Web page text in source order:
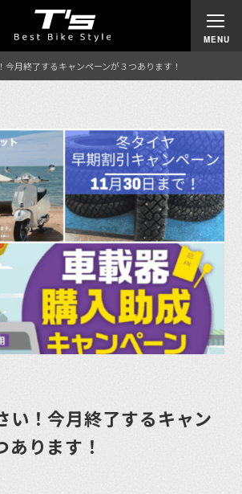
今月終了するキャンペーンが３つあります！
い！今月終了するキャン
ります！